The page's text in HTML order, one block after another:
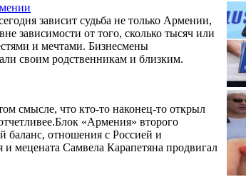
зависит судьба не только Армении,
зависимости от того, сколько тысяч или
и мечтами. Бизнесмены
своим родственникам и близким.
смысле, что кто-то наконец-то открыл
«Армения» второго
баланс, отношения с Россией и
мецената Самвела Карапетяна продвигал